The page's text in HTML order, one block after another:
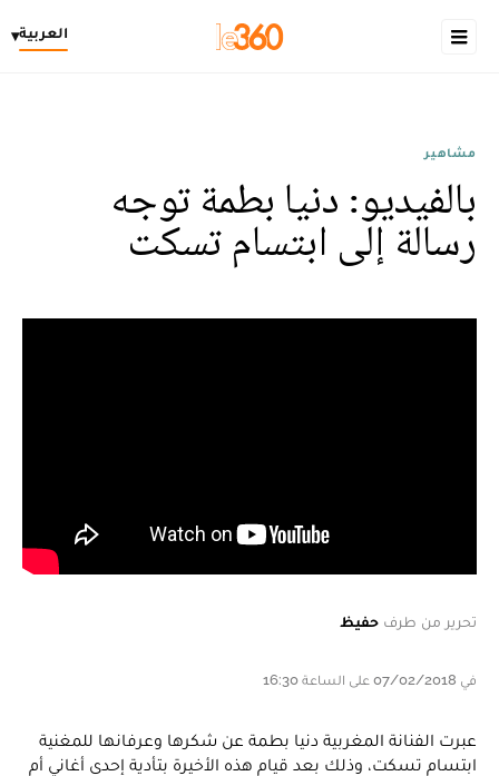
العربية▾
مشاهير
بالفيديو: دنيا بطمة توجه
رسالة إلى ابتسام تسكت
تحرير من طرف حفيظ
في 07/02/2018 على الساعة 16:30
عبرت الفنانة المغربية دنيا بطمة عن شكرها وعرفانها للمغنية
ابتسام تسكت، وذلك بعد قيام هذه الأخيرة بتأدية إحدى أغاني أم